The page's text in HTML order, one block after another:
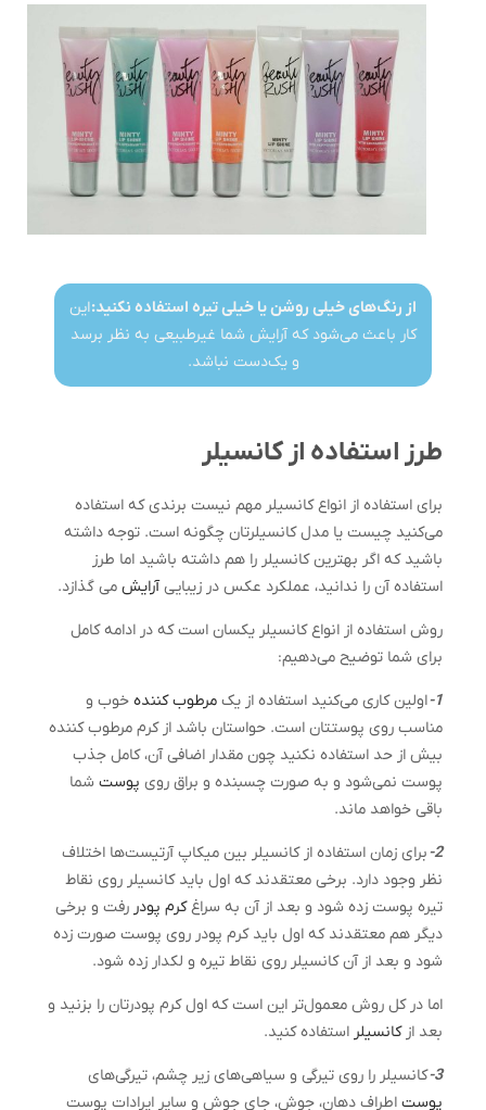
از رنگ‌های خیلی روشن یا خیلی تیره استفاده نکنید:این
کار باعث می‌شود که آرایش شما غیرطبیعی به نظر برسد
و یک‌دست نباشد.
طرز استفاده از کانسیلر
برای استفاده از انواع کانسیلر مهم نیست برندی که استفاده
می‌کنید چیست یا مدل کانسیلرتان چگونه است. توجه داشته
باشید که اگر بهترین کانسیلر را هم داشته باشید اما طرز
استفاده آن را ندانید، عملکرد عکس در زیباییآرایش می گذازد.
روش استفاده از انواع کانسیلر یکسان است که در ادامه کامل
برای شما توضیح می‌دهیم:
1- اولین کاری می‌کنید استفاده از یک مرطوب کننده خوب و
مناسب روی پوستتان است. حواستان باشد از کرم مرطوب کننده
بیش از حد استفاده نکنید چون مقدار اضافی آن، کامل جذب
پوست نمی‌شود و به صورت چسبنده و براق روی پوست شما
باقی خواهد ماند.
2- برای زمان استفاده از کانسیلر بین میکاپ آرتیست‌ها اختلاف
نظر وجود دارد. برخی معتقدند که اول باید کانسیلر روی نقاط
تیره پوست زده شود و بعد از آن به سراغکرم پودر رفت و برخی
دیگر هم معتقدند که اول باید کرم پودر روی پوست صورت زده
شود و بعد از آن کانسیلر روی نقاط تیره و لکدار زده شود.
اما در کل روش معمول‌تر این است که اول کرم پودرتان را بزنید و
بعد ازکانسیلر استفاده کنید.
3- کانسیلر را روی تیرگی و سیاهی‌های زیر چشم، تیرگی‌های
پوست اطراف دهان، جوش، جای جوش و سایر ایرادات پوست